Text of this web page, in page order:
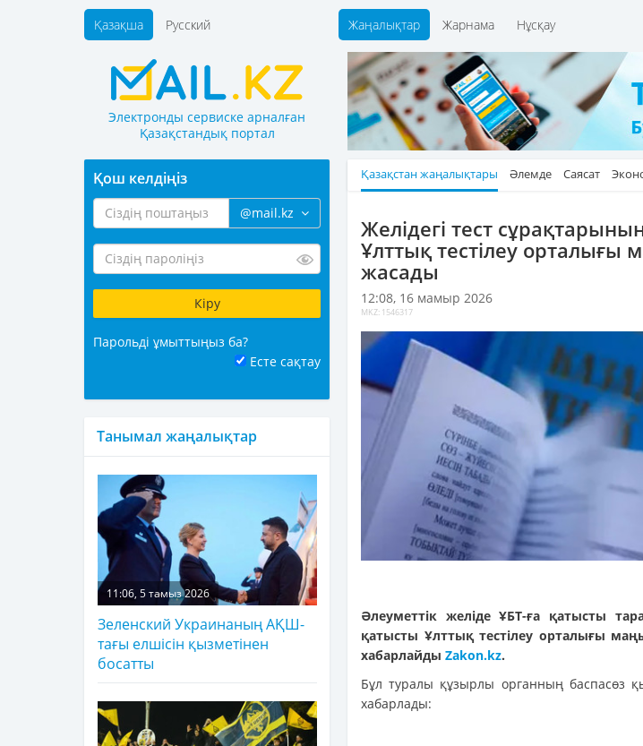
Жаңалықтар Жарнама Нұсқау
Қазақша Русский
Электронды сервиске арналған
Қазақстандық портал
Қазақстан жаңалықтары Әлемде Саясат
Желідегі тест
Ұлттық тестілеу
жасады
12:08, 16 мамыр 2026
MKZ: 1546317
Әлеуметтік желіде ҰБТ-ға қатысты
қатысты Ұлттық тестілеу орталығы
хабарлайды Zakon.kz.
Бұл туралы құзырлы органның баспасөз
хабарлады:
Қош келдіңіз
@mail.kz
Парольді ұмыттыңыз ба?
Есте сақтау
Танымал жаңалықтар
11:06, 5 тамыз 2026
Зеленский Украинаның АҚШ-
тағы елшісін қызметінен
босатты